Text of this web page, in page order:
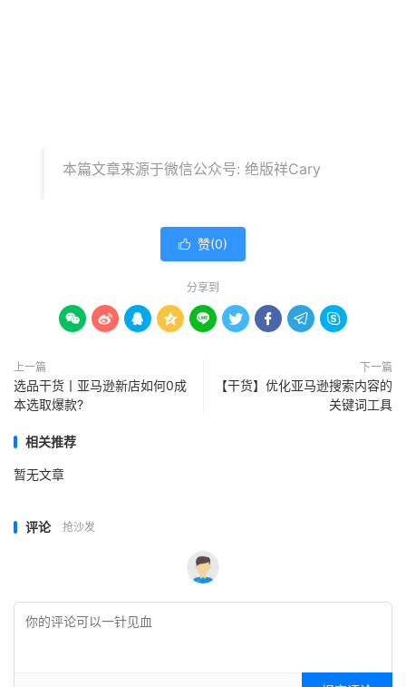
本篇文章来源于微信公众号: 绝版祥Cary
 赞(0)
分享到
        
上一篇
选品干货丨亚马逊新店如何0成
本选取爆款?
下一篇
【干货】优化亚马逊搜索内容的
关键词工具
相关推荐
暂无文章
评论 抢沙发